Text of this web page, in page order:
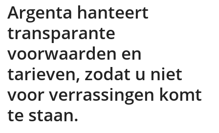
Argenta hanteert
transparante
voorwaarden en
tarieven, zodat u niet
voor verrassingen komt
te staan.